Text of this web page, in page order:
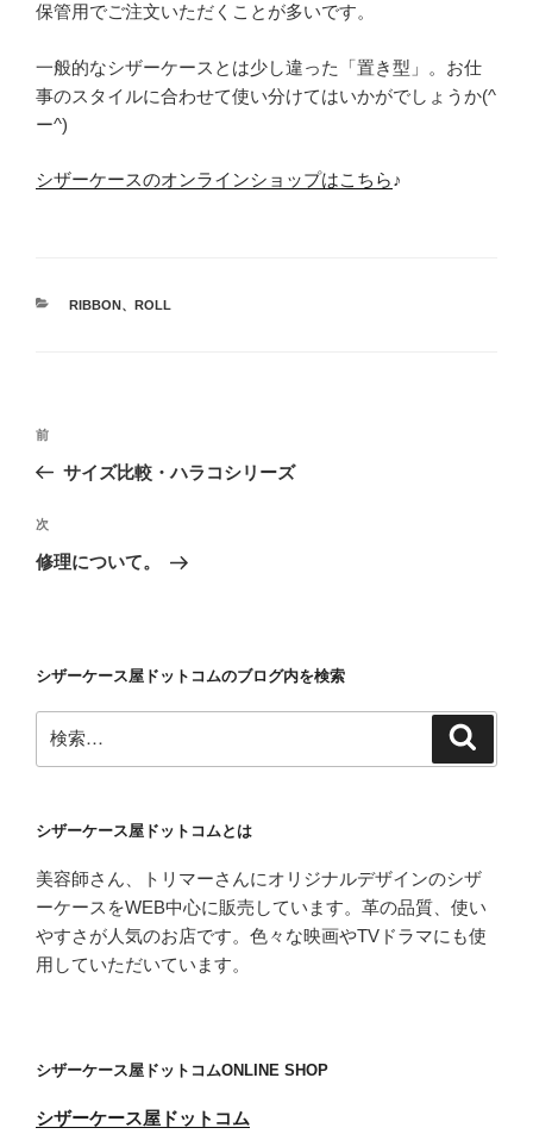
保管用でご注文いただくことが多いです。
一般的なシザーケースとは少し違った「置き型」。お仕
事のスタイルに合わせて使い分けてはいかがでしょうか(^
ー^)
シザーケースのオンラインショップはこちら♪
カ
RIBBON、 ROLL
投
ビ
ゲ
ン
前
の
稿
前
サイズ比較・ハラコシリーズ
次
の
次
修理について。
シザーケース屋ドットコムのブログ内を検索
索:
シザーケース屋ドットコムとは
美容師さん、トリマーさんにオリジナルデザインのシザ
ーケースをWEB中心に販売しています。革の品質、使い
やすさが人気のお店です。色々な映画やTVドラマにも使
用していただいています。
シザーケース屋ドットコムONLINE SHOP
シザーケース屋ドットコム